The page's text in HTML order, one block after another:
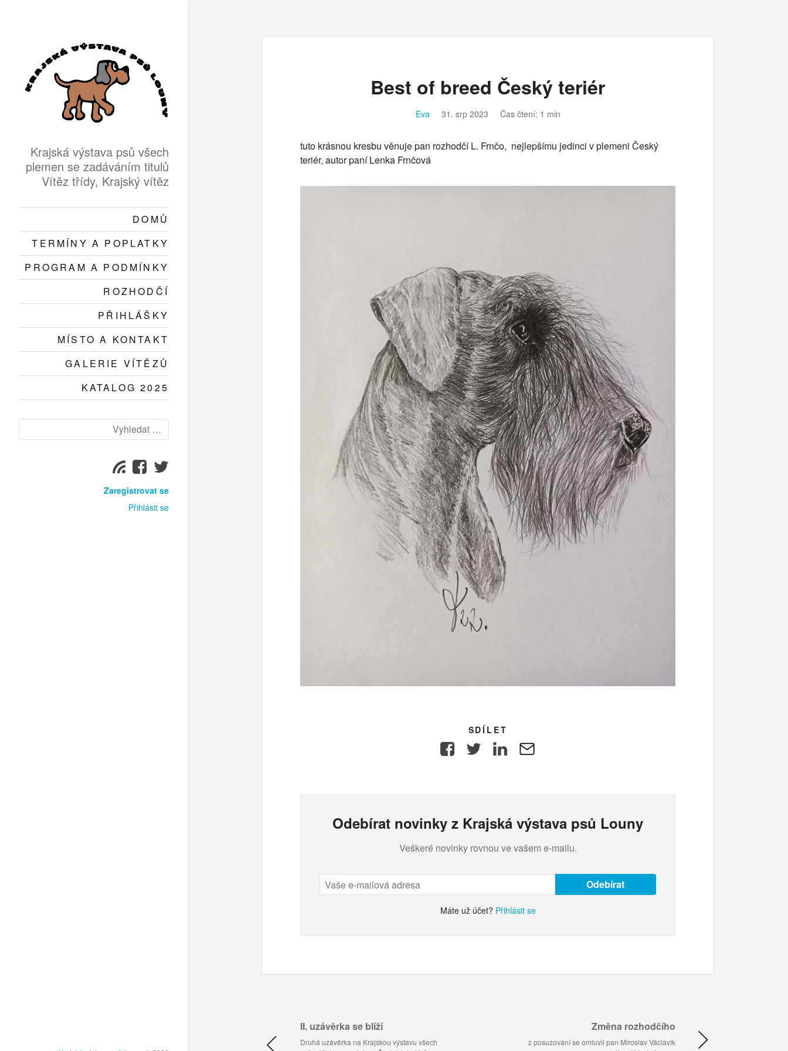
Krajská výstava psů všech
plemen se zadáváním titulů
Vítěz třídy, Krajský vítěz
DOMŮ
TERMÍNY A POPLATKY
PROGRAM A PODMÍNKY
ROZHODČÍ
PŘIHLÁŠKY
MÍSTO A KONTAKT
GALERIE VÍTĚZŮ
KATALOG 2025
OdebíratFacebook
Twitter
Zaregistrovat se
Přihlásit se
Best of breed Český teriér
Eva 31. srp 2023 Čas čtení: 1 min
tuto krásnou kresbu věnuje pan rozhodčí L. Frnčo, nejlepšímu jedinci v plemeni Český
teriér, autor paní Lenka Frnčová
SDÍLET
FacebookTwitter LinkedIn
Odebírat novinky z Krajská výstava psů Louny
Veškeré novinky rovnou ve vašem e-mailu.
Odebírat
Máte už účet? Přihlásit se
Změna rozhodčího
z posuzování se omluvil pan Miroslav Václavík
II. uzávěrka se blíží
Druhá uzávěrka na Krajskou výstavu všech